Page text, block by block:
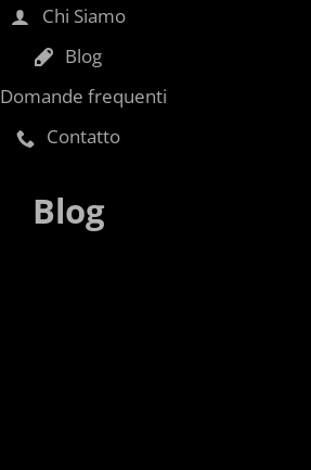
Chi Siamo
Blog
Domande frequenti
Contatto
Blog